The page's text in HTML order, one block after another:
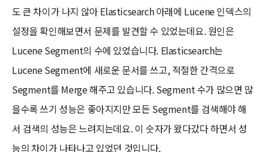
도 큰 차이가 나지 않아 Elasticsearch 아래에 Lucene 인덱스의
설정을 확인해보면서 문제를 발견할 수 있었는데요. 원인은
Lucene Segment의 수에 있었습니다. Elasticsearch는
Lucene Segment에 새로운 문서를 쓰고, 적절한 간격으로
Segment를 Merge 해주고 있습니다. Segment 수가 많으면 많
을수록 쓰기 성능은 좋아지지만 모든 Segment를 검색해야 해
서 검색의 성능은 느려지는데요. 이 숫자가 왔다갔다 하면서 성
능의 차이가 나타나고 있었던 것입니다.